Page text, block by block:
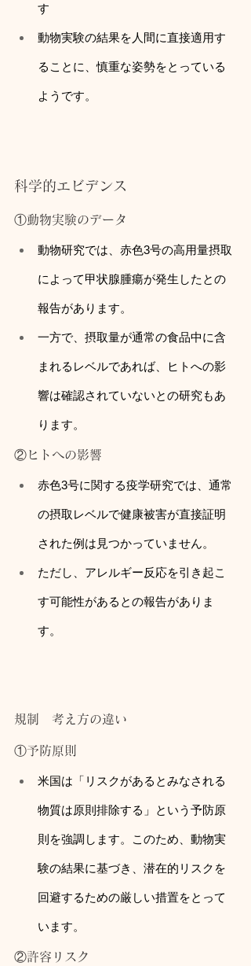
す
動物実験の結果を人間に直接適用す
ることに、慎重な姿勢をとっている
ようです。
科学的エビデンス
①動物実験のデータ
動物研究では、赤色3号の高用量摂取
によって甲状腺腫瘍が発生したとの
報告があります。
一方で、摂取量が通常の食品中に含
まれるレベルであれば、ヒトへの影
響は確認されていないとの研究もあ
ります。
②ヒトへの影響
赤色3号に関する疫学研究では、通常
の摂取レベルで健康被害が直接証明
された例は見つかっていません。
ただし、アレルギー反応を引き起こ
す可能性があるとの報告がありま
す。
規制　考え方の違い
①予防原則
米国は「リスクがあるとみなされる
物質は原則排除する」という予防原
則を強調します。このため、動物実
験の結果に基づき、潜在的リスクを
回避するための厳しい措置をとって
います。
②許容リスク